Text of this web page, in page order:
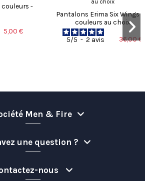
couleurs -
5,00 €
Pantalons Erima Six Wings -
couleurs au choix
5/5 - 2 avis 36,00 €
Men & Fire
une question ?
nous